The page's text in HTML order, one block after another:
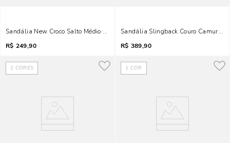
Sandália New Croco Salto Médio Terracota Tiras Finas
R$ 249,90
Sandália Slingback Couro Camurça
R$ 389,90
2 CORES 1 COR